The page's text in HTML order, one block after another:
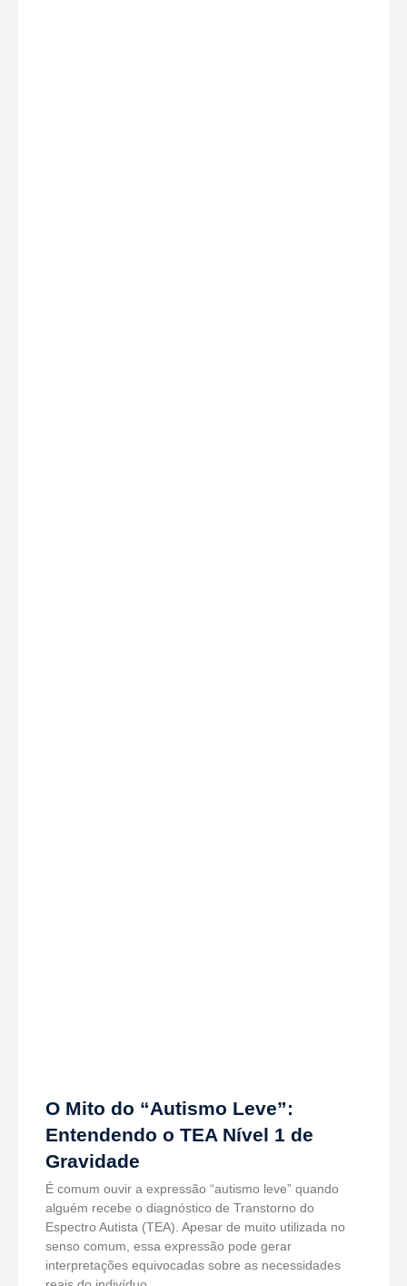
O Mito do “Autismo Leve”:
Entendendo o TEA Nível 1 de
Gravidade
É comum ouvir a expressão “autismo leve” quando
alguém recebe o diagnóstico de Transtorno do
Espectro Autista (TEA). Apesar de muito utilizada no
senso comum, essa expressão pode gerar
interpretações equivocadas sobre as necessidades